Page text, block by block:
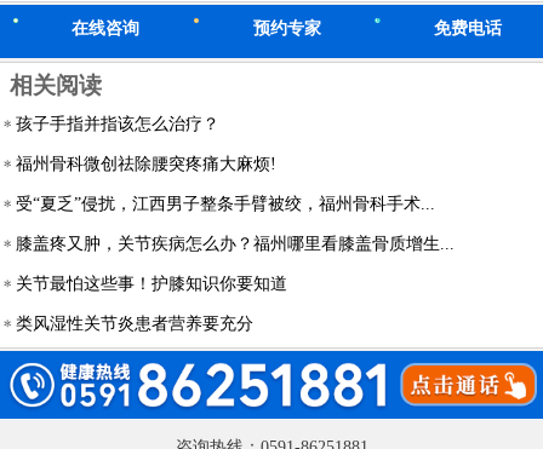
在线咨询 预约专家 免费电话
相关阅读
孩子手指并指该怎么治疗？
福州骨科微创祛除腰突疼痛大麻烦!
受“夏乏”侵扰，江西男子整条手臂被绞，福州骨科手术...
膝盖疼又肿，关节疾病怎么办？福州哪里看膝盖骨质增生...
关节最怕这些事！护膝知识你要知道
类风湿性关节炎患者营养要充分